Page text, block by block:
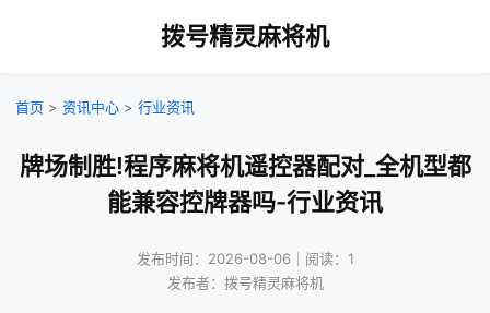
拨号精灵麻将机
首页 > 资讯中心 > 行业资讯
牌场制胜!程序麻将机遥控器配对_全机型都
能兼容控牌器吗-行业资讯
发布时间：2026-08-06｜阅读：1
发布者：拨号精灵麻将机